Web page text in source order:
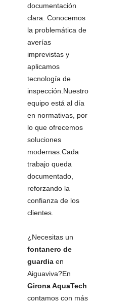
documentación
clara. Conocemos
la problemática de
averías
imprevistas y
aplicamos
tecnología de
inspección.Nuestro
equipo está al día
en normativas, por
lo que ofrecemos
soluciones
modernas.Cada
trabajo queda
documentado,
reforzando la
confianza de los
clientes.
¿Necesitas un
fontanero de
guardia en
Aiguaviva?En
Girona AquaTech
contamos con más